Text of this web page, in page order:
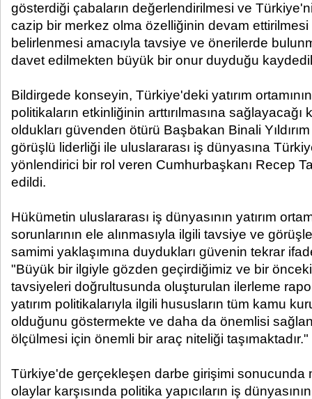
gösterdiği çabaların değerlendirilmesi ve
cazip bir merkez olma özelliğinin devam
belirlenmesi amacıyla tavsiye ve önerilerde
davet edilmekten büyük bir onur duyduğu
Bildirgede konseyin, Türkiye'deki yatırım
politikaların etkinliğinin arttırılmasına sağlayacağı
oldukları güvenden ötürü Başbakan Binali
görüşlü liderliği ile uluslararası iş dünyasına
yönlendirici bir rol veren Cumhurbaşkanı Recep
edildi.
Hükümetin uluslararası iş dünyasının yatırım
sorunlarının ele alınmasıyla ilgili tavsiye ve
samimi yaklaşımına duydukları güvenin tekrar
"Büyük bir ilgiyle gözden geçirdiğimiz ve bir önceki
tavsiyeleri doğrultusunda oluşturulan ilerleme
yatırım politikalarıyla ilgili hususların tüm kamu
olduğunu göstermekte ve daha da önemlisi
ölçülmesi için önemli bir araç niteliği
Türkiye'de gerçekleşen darbe girişimi sonucunda
olaylar karşısında politika yapıcıların iş